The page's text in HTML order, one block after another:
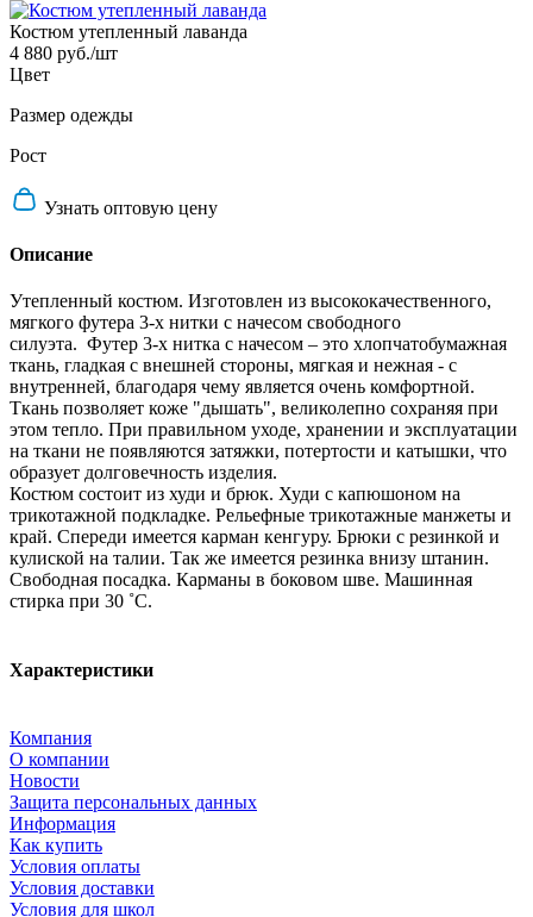
Костюм утепленный лаванда
4 880 руб./шт
Цвет
Размер одежды
Рост
Узнать оптовую цену
Описание
Утепленный костюм. Изготовлен из высококачественного,
мягкого футера 3-х нитки с начесом свободного
силуэта. Футер 3-х нитка с начесом – это хлопчатобумажная
ткань, гладкая с внешней стороны, мягкая и нежная - с
внутренней, благодаря чему является очень комфортной.
Ткань позволяет коже "дышать", великолепно сохраняя при
этом тепло. При правильном уходе, хранении и эксплуатации
на ткани не появляются затяжки, потертости и катышки, что
образует долговечность изделия.
Костюм состоит из худи и брюк. Худи с капюшоном на
трикотажной подкладке. Рельефные трикотажные манжеты и
край. Спереди имеется карман кенгуру. Брюки с резинкой и
кулиской на талии. Так же имеется резинка внизу штанин.
Свободная посадка. Карманы в боковом шве. Машинная
стирка при 30 ˚С.
Характеристики
Компания
О компании
Новости
Защита персональных данных
Информация
Как купить
Условия оплаты
Условия доставки
Условия для школ